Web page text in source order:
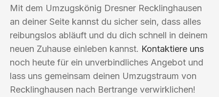
Mit dem Umzugskönig Dresner Recklinghausen
an deiner Seite kannst du sicher sein, dass alles
reibungslos abläuft und du dich schnell in deinem
neuen Zuhause einleben kannst. Kontaktiere uns
noch heute für ein unverbindliches Angebot und
lass uns gemeinsam deinen Umzugstraum von
Recklinghausen nach Bertrange verwirklichen!